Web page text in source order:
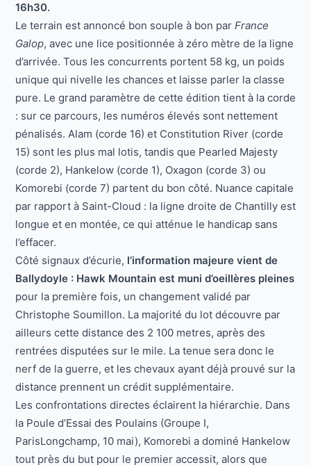
16h30.
Le terrain est annoncé bon souple à bon par France
Galop, avec une lice positionnée à zéro mètre de la ligne
d’arrivée. Tous les concurrents portent 58 kg, un poids
unique qui nivelle les chances et laisse parler la classe
pure. Le grand paramètre de cette édition tient à la corde
: sur ce parcours, les numéros élevés sont nettement
pénalisés. Alam (corde 16) et Constitution River (corde
15) sont les plus mal lotis, tandis que Pearled Majesty
(corde 2), Hankelow (corde 1), Oxagon (corde 3) ou
Komorebi (corde 7) partent du bon côté. Nuance capitale
par rapport à Saint-Cloud : la ligne droite de Chantilly est
longue et en montée, ce qui atténue le handicap sans
l’effacer.
Côté signaux d’écurie, l’information majeure vient de
Ballydoyle : Hawk Mountain est muni d’oeillères pleines
pour la première fois, un changement validé par
Christophe Soumillon. La majorité du lot découvre par
ailleurs cette distance des 2 100 metres, après des
rentrées disputées sur le mile. La tenue sera donc le
nerf de la guerre, et les chevaux ayant déjà prouvé sur la
distance prennent un crédit supplémentaire.
Les confrontations directes éclairent la hiérarchie. Dans
la Poule d’Essai des Poulains (Groupe I,
ParisLongchamp, 10 mai), Komorebi a dominé Hankelow
tout près du but pour le premier accessit, alors que